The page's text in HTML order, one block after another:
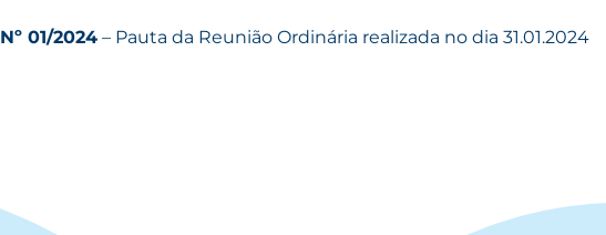
Nº 01/2024– Pauta da Reunião Ordinária realizada no dia 31.01.2024